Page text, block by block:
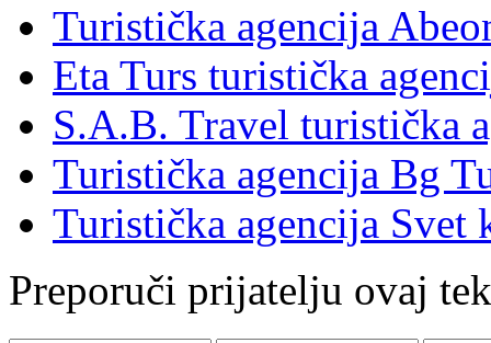
Turistička agencija
Eta Turs turistička
S.A.B. Travel turistička
Turistička agencija Bg
Turistička agencija Svet
Preporuči prijatelju ovaj